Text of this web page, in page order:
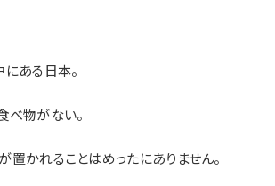
ある日本。
べ物がない。
置かれることはめったにありません。